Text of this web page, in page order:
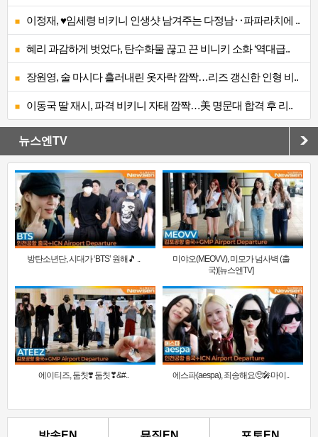
이정재, ♥임세령 비키니 인생샷 남겨주는 다정남‥파파라치에 ..
혜리 과감하게 벗었다, 탄수화물 끊고 끈 비니키 소화 ‘역대급..
장원영, 술 마시다 흘러내린 옷자락 깜짝…리즈 갱신한 인형 비..
이동국 딸 재시, 파격 비키니 자태 깜짝…美 명문대 합격 후 리..
뉴스엔TV
방탄소년단, 시대가 ‘BTS’ 원해🎵 ..
미야오(MEOVV), 미모가 넘사벽 (출
국)[뉴스엔TV]
에이티즈, 둠칫❣️ 둠칫❣&#.. 에스파(aespa), 죄송해요🥺🎤마이..